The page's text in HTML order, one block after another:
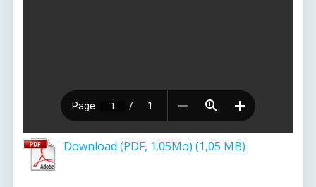
Download (PDF, 1.05Mo)